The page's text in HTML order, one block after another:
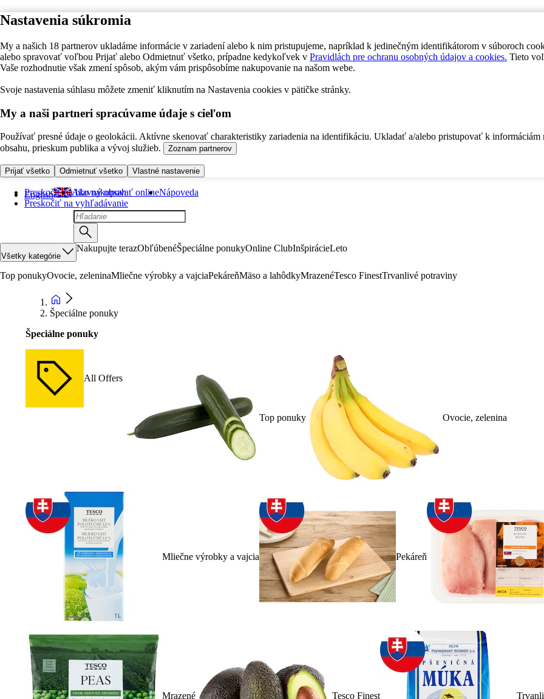
Nastavenia súkromia
My a našich 18 partnerov ukladáme informácie v zariadení alebo k nim pristupujeme, napríklad k jedinečným identifikátorom v súboroch
alebo spravovať voľbou Prijať alebo Odmietnuť všetko, prípadne kedykoľvek v Pravidlách pre ochranu osobných údajov a cookies. Tieto
Vaše rozhodnutie však zmení spôsob, akým vám prispôsobíme nakupovanie na našom webe.
Svoje nastavenia súhlasu môžete zmeniť kliknutím na Nastavenia cookies v pätičke stránky.
My a naši partneri spracúvame údaje s cieľom
Používať presné údaje o geolokácii. Aktívne skenovať charakteristiky zariadenia na identifikáciu. Ukladať a/alebo pristupovať k informáciám
obsahu, prieskum publika a vývoj služieb.
Zoznam partnerov
Prijať všetko Odmietnuť všetko Vlastné nastavenie
Preskočiť na hlavný obsah
Preskočiť na vyhľadávanie
English Ako nakupovať onlineNápoveda
Všetky kategórie
Nakupujte terazObľúbenéŠpeciálne ponukyOnline ClubInšpirácieLeto
Top ponukyOvocie, zeleninaMliečne výrobky a vajciaPekáreňMäso a lahôdkyMrazenéTesco FinestTrvanlivé potraviny
Špeciálne ponuky
Špeciálne ponuky
All Offers
Top ponuky Ovocie, zelenina
Mliečne výrobky a vajcia Pekáreň
Mrazené Tesco Finest